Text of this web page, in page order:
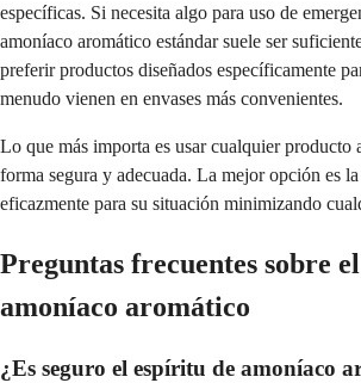
específicas. Si necesita algo para uso de
amoníaco aromático estándar suele ser
preferir productos diseñados específicamente
menudo vienen en envases más convenientes.
Lo que más importa es usar cualquier producto
forma segura y adecuada. La mejor opción es
eficazmente para su situación minimizando
Preguntas frecuentes sobre
amoníaco aromático
¿Es seguro el espíritu de amoníaco